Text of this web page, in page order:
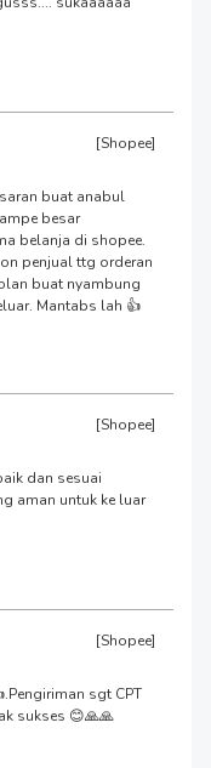
[Shopee]
buat anabul
besar
belanja di shopee.
penjual ttg orderan
buat nyambung
Mantabs lah 👍
[Shopee]
dan sesuai
aman untuk ke luar
[Shopee]
sgt CPT
sukses 😊🙏🙏